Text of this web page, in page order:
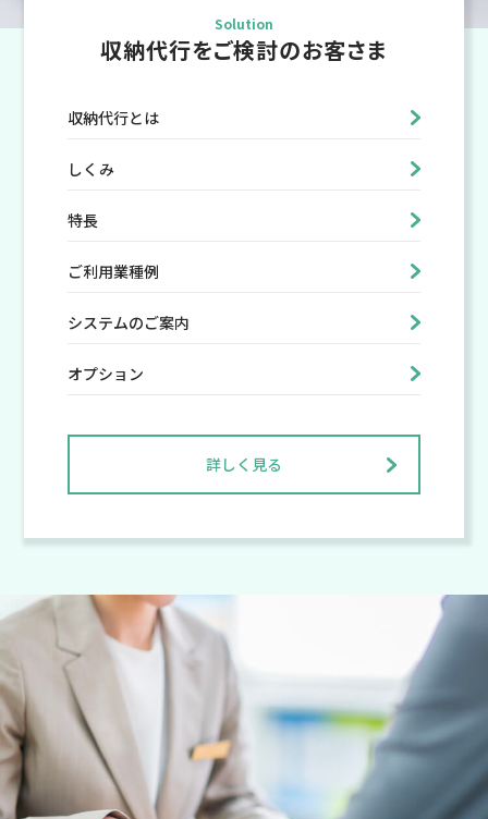
Solution
収納代行をご検討のお客さま
収納代行とは
しくみ
特長
ご利用業種例
システムのご案内
オプション
詳しく見る